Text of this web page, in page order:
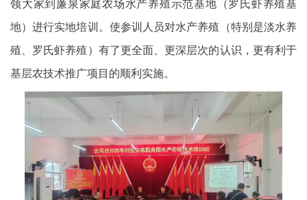
地）进行实地培训。使参训人员对水产养殖（特别是淡水养
殖、罗氏虾养殖）有了更全面、更深层次的认识，更有利于
基层农技术推广项目的顺利实施。